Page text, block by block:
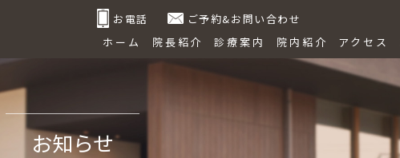
お電話
ご予約&お問い合わせ
ホーム
院長紹介 診療案内 院内紹介 アクセス
お知らせ